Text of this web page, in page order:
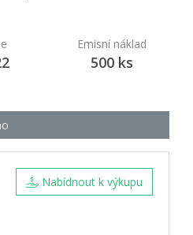
Emisní náklad
500 ks
Nabídnout k výkupu